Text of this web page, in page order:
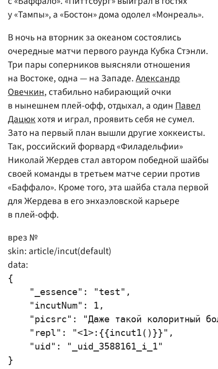
у «Тампы», а «Бостон» дома одолел «Монреаль».
В ночь на вторник за океаном состоялись
очередные матчи первого раунда Кубка Стэнли.
Три пары соперников выясняли отношения
на Востоке, одна — на Западе.Александр
Овечкин, стабильно набирающий очки
в нынешнем плей-офф, отдыхал, а одинПавел
Дацюкхотя и играл, проявить себя не сумел.
Зато на первый план вышли другие хоккеисты.
Так, российский форвард «Филадельфии»
Николай Жердев стал автором победной шайбы
своей команды в третьем матче серии против
«Баффало». Кроме того, эта шайба стала первой
для Жердева в его энхаэловской карьере
в плей-офф.
врез №
skin: article/incut(default)
data:
{
    "_essence": "test",
    "incutNum": 1,
"picsrc": "Даже такой колоритный
    "repl": "<1>:{{incut1()}}",
    "uid": "_uid_3588161_i_1"